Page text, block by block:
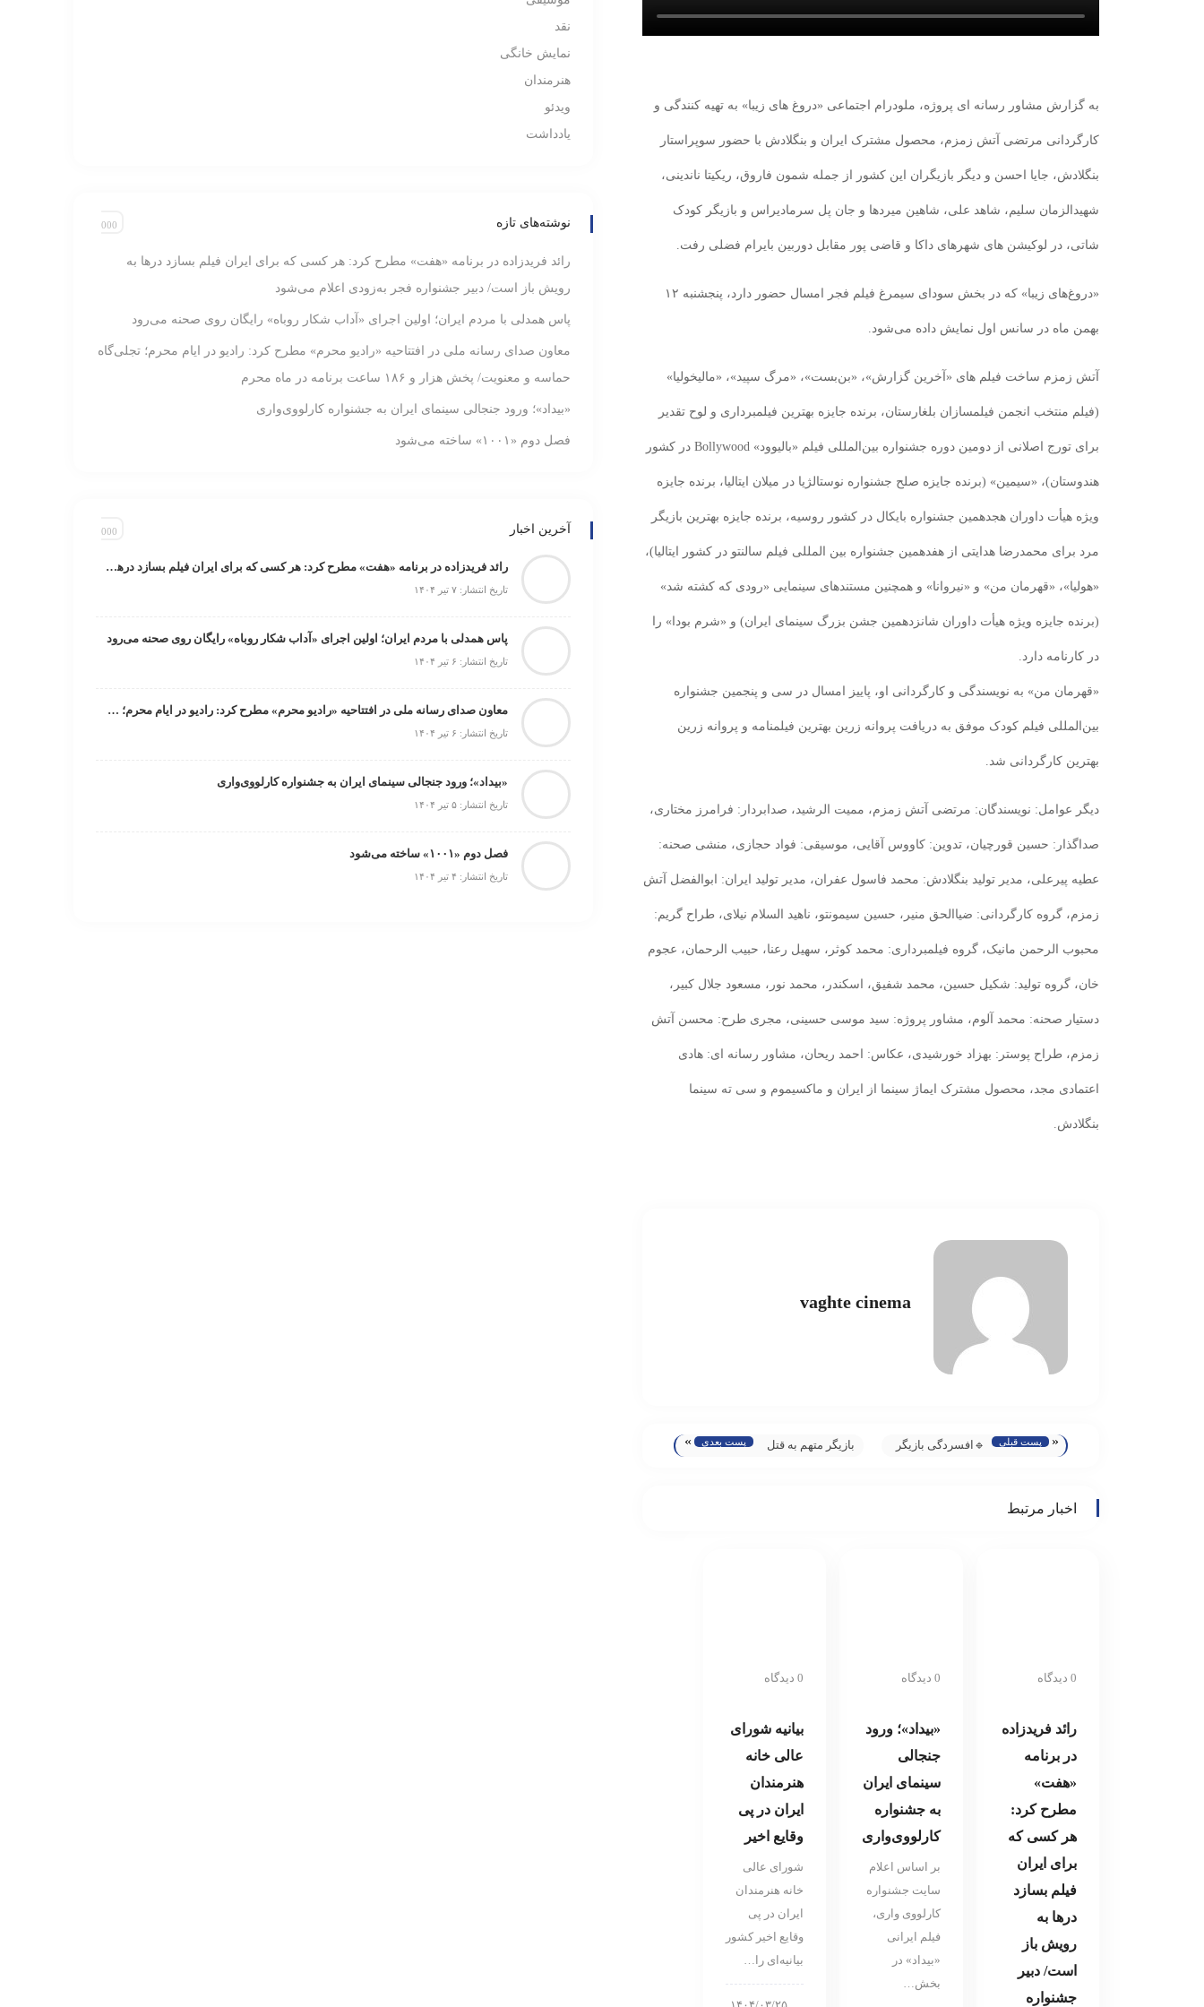
به گزارش مشاور رسانه ای پروژه، ملودرام اجتماعی «دروغ های زیبا» به تهیه کنندگی و
کارگردانی مرتضی آتش زمزم، محصول مشترک ایران و بنگلادش با حضور سوپراستار
بنگلادش، جایا احسن و‌ دیگر بازیگران این کشور از جمله شمون فاروق، ریکیتا ناندینی،
شهیدالزمان سلیم، شاهد علی، شاهین میردها و جان پل سرمادیراس و بازیگر کودک
شاتی، در لوکیشن های شهرهای داکا و قاضی پور مقابل دوربین بایرام فضلی رفت.
«دروغ‌های زیبا» که در بخش سودای سیمرغ فیلم فجر امسال حضور دارد، پنجشنبه ۱۲
بهمن ماه در سانس اول نمایش داده می‌شود.
آتش زمزم ساخت فیلم های «آخرین گزارش»، «بن‌بست»، «مرگ سپید»، «مالیخولیا»
(فیلم منتخب انجمن فیلمسازان بلغارستان، برنده جایزه بهترین فیلمبرداری و لوح تقدیر
برای تورج اصلانی از دومین دوره جشنواره بین‌‌المللی فيلم «بالیوود» Bollywood در کشور
هندوستان)، «سیمین» (برنده جایزه صلح جشنواره نوستالژیا در میلان ایتالیا، برنده جایزه
ویژه هیأت داوران هجدهمین جشنواره بایکال در کشور روسیه، برنده جایزه بهترین بازیگر
مرد برای محمدرضا هدایتی از هفدهمین جشنواره بین المللی فیلم سالنتو در کشور ایتالیا)،
«هولیا»، «قهرمان من» و «نیروانا» و همچنین مستندهای سینمایی «رودی که کشته شد»
(برنده جایزه ویژه هیأت داوران شانزدهمین جشن بزرگ سینمای ایران) و «شرم بودا» را
در کارنامه دارد.
«قهرمان من» به نویسندگی و کارگردانی او، پاییز امسال در سی و پنجمین جشنواره
بین‌المللی فیلم کودک موفق به دریافت پروانه زرین بهترین فیلمنامه و پروانه زرین
بهترین کارگردانی شد.
دیگر عوامل: نویسندگان: مرتضی آتش زمزم، ممیت الرشید، صدابردار: فرامرز مختاری،
صداگذار: حسین قورچیان، تدوین: کاووس آقایی، موسیقی: فواد حجازی، منشی صحنه:
عطیه پیرعلی، مدیر تولید بنگلادش: محمد فاسول عفران، مدیر تولید ایران: ابوالفضل آتش
زمزم، گروه کارگردانی: ضیاالحق منیر، حسین سیمونتو، ناهید السلام نیلای، طراح گریم:
محبوب الرحمن مانیک، گروه فیلمبرداری: محمد کوثر، سهیل رعنا، حبیب الرحمان، عجوم
خان، گروه تولید: شکیل حسین، محمد شفیق، اسکندر، محمد نور، مسعود جلال کبیر،
دستیار صحنه: محمد آلوم، مشاور پروژه: سید موسی حسینی، مجری طرح: محسن آتش
زمزم، طراح پوستر: بهزاد خورشیدی، عکاس: احمد ریحان، مشاور رسانه ای: هادی
اعتمادی مجد، محصول مشترک ایماژ سینما از ایران و ماکسیموم و سی ته سینما
بنگلادش.
vaghte cinema
« پست قبلی
🔹افسردگی بازیگر
بازیگر متهم به قتل
پست بعدی »
اخبار مرتبط
0 دیدگاه
رائد فریدزاده
در برنامه
«هفت»
مطرح کرد:
هر کسی که
برای ایران
فیلم بسازد
در‌ها به
رویش باز
است/ دبیر
جشنواره
0 دیدگاه
«بیداد»؛ ورود
جنجالی
سینمای ایران
به جشنواره
کارلووی‌واری
بر اساس اعلام
سایت جشنواره
کارلووی واری،
فیلم ایرانی
«بیداد» در
بخش…
0 دیدگاه
بیانیه شورای
عالی خانه
هنرمندان
ایران در پی
وقایع اخیر
شورای عالی
خانه هنرمندان
ایران در پی
وقایع اخیر کشور
بیانیه‌ای را…
۱۴۰۴/۰۳/۲۵
نقد
نمایش خانگی
هنرمندان
ویدئو
یادداشت
نوشته‌های تازه
رائد فریدزاده در برنامه «هفت» مطرح کرد: هر کسی که برای ایران فیلم بسازد در‌ها به
رویش باز است/ دبیر جشنواره فجر به‌زودی اعلام می‌شود
پاس همدلی با مردم ایران؛ اولین اجرای «آداب شکار روباه» رایگان روی صحنه می‌رود
معاون صدای رسانه ملی در افتتاحیه «رادیو محرم» مطرح کرد: رادیو در ایام محرم‌؛ تجلی‌گاه
حماسه و معنویت/ پخش هزار و ۱۸۶ ساعت برنامه در ماه محرم
«بیداد»؛ ورود جنجالی سینمای ایران به جشنواره کارلووی‌واری
فصل دوم «۱۰۰۱» ساخته می‌شود
آخرین اخبار
رائد فریدزاده در برنامه «هفت» مطرح کرد: هر کسی که برای ایران فیلم بسازد در‌ها به رویش باز است/ دبیر جشنواره فجر به‌زودی اعلام می‌شود
تاریخ انتشار: ۷ تیر ۱۴۰۴
پاس همدلی با مردم ایران؛ اولین اجرای «آداب شکار روباه» رایگان روی صحنه می‌رود
تاریخ انتشار: ۶ تیر ۱۴۰۴
معاون صدای رسانه ملی در افتتاحیه «رادیو محرم» مطرح کرد: رادیو در ایام محرم‌؛ تجلی‌گاه حماسه و معنویت/ پخش هزار و ۱۸۶ ساعت برنامه در ماه محرم
تاریخ انتشار: ۶ تیر ۱۴۰۴
«بیداد»؛ ورود جنجالی سینمای ایران به جشنواره کارلووی‌واری
تاریخ انتشار: ۵ تیر ۱۴۰۴
فصل دوم «۱۰۰۱» ساخته می‌شود
تاریخ انتشار: ۴ تیر ۱۴۰۴